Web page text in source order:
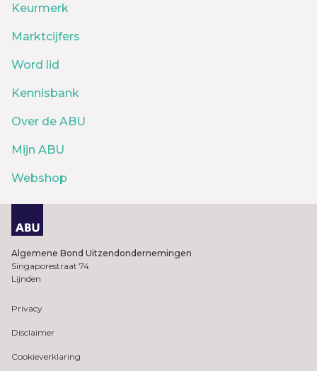
Keurmerk
Marktcijfers
Word lid
Kennisbank
Over de ABU
Mijn ABU
Webshop
Algemene Bond Uitzendondernemingen
Singaporestraat 74
Lijnden
Privacy
Disclaimer
Cookieverklaring